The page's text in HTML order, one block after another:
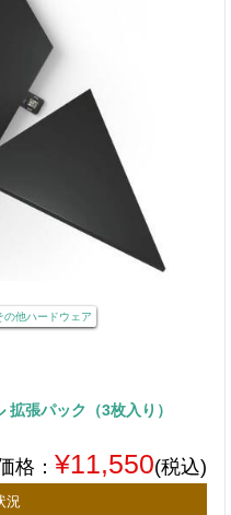
の他ハードウェア
拡張パック（3枚入り）
格： ¥11,550(税込)
況